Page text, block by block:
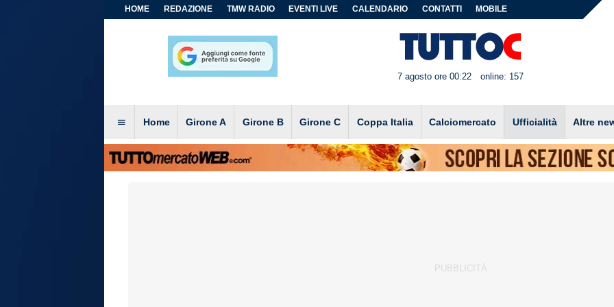
HOME REDAZIONE TMW RADIO EVENTI LIVE CALENDARIO CONTATTI MOBILE
7 agosto ore 00:22 online: 157
Home Girone A Girone B Girone C Coppa Italia Calciomercato Ufficialità Altre